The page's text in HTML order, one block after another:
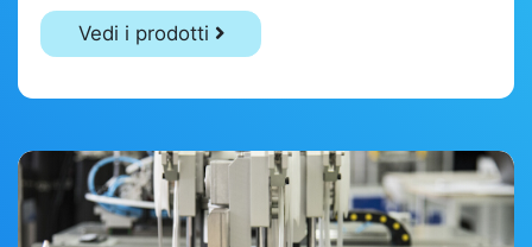
Vedi i prodotti